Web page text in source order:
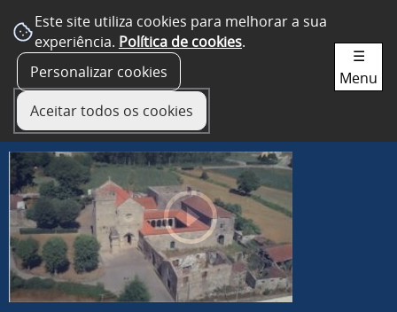
Este site utiliza cookies para melhorar a sua
experiência. Política de cookies.
Personalizar cookies
Aceitar todos os cookies
☰
Menu